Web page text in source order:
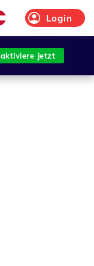
Login
aktiviere jetzt